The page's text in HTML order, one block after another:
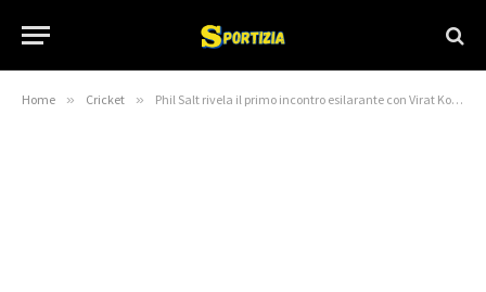
Home » Cricket » Phil Salt rivela il primo incontro esilarante con Virat Kohli